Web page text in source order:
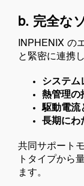
b. 完全な
INPHENIX の
と緊密に連携
システム
熱管理の
駆動電流
長期にわ
共同サポート
トタイプから
ます。